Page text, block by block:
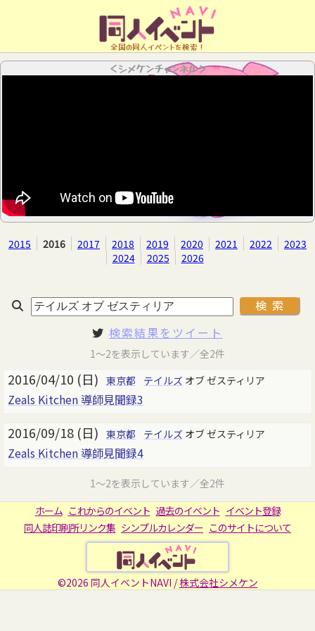
全国の同人イベントを検索！
＜シメケンチャンネル＞
2015 2016 2017 2018 2019 2020 2021 2022
2023
2024
2025 2026
検索結果をツイート
1～2を表示しています／全2件
2016/04/10 (日) 東京都 テイルズ オブ ゼスティリア
Zeals Kitchen 導師見聞録3
2016/09/18 (日) 東京都 テイルズ オブ ゼスティリア
Zeals Kitchen 導師見聞録4
1～2を表示しています／全2件
ホーム これからのイベント 過去のイベント イベント登録
同人誌印刷所リンク集 シンプルカレンダー このサイトについて
©2026 同人イベントNAVI /株式会社シメケン